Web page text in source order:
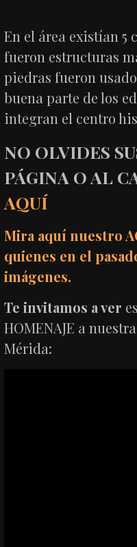
En el área existían 5
fueron estructuras
piedras fueron
buena parte de los
integran el centro
NO OLVIDES
PÁGINA O AL
AQUÍ
Mira aquí nuestro
quienes en el
imágenes.
Te invitamos a ver
HOMENAJE a
Mérida: